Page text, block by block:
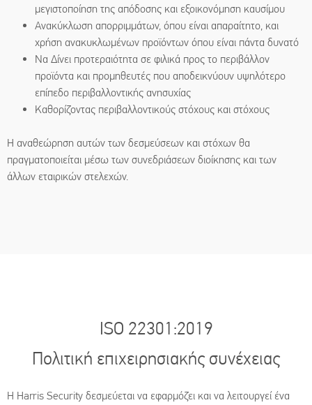
μεγιστοποίηση της απόδοσης και εξοικονόμηση καυσίμου
Ανακύκλωση απορριμμάτων, όπου είναι απαραίτητο, και
χρήση ανακυκλωμένων προϊόντων όπου είναι πάντα δυνατό
Να Δίνει προτεραιότητα σε φιλικά προς το περιβάλλον
προϊόντα και προμηθευτές που αποδεικνύουν υψηλότερο
επίπεδο περιβαλλοντικής ανησυχίας
Καθορίζοντας περιβαλλοντικούς στόχους και στόχους
Η αναθεώρηση αυτών των δεσμεύσεων και στόχων θα
πραγματοποιείται μέσω των συνεδριάσεων διοίκησης και των
άλλων εταιρικών στελεχών.
ISO 22301:2019
Πολιτική επιχειρησιακής συνέχειας
Η Harris Security δεσμεύεται να εφαρμόζει και να λειτουργεί ένα